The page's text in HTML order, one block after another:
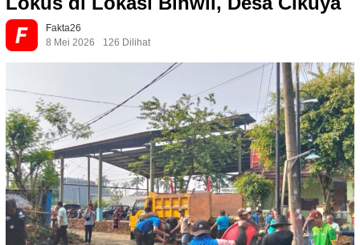
Fakta26
8 Mei 2026
126 Dilihat